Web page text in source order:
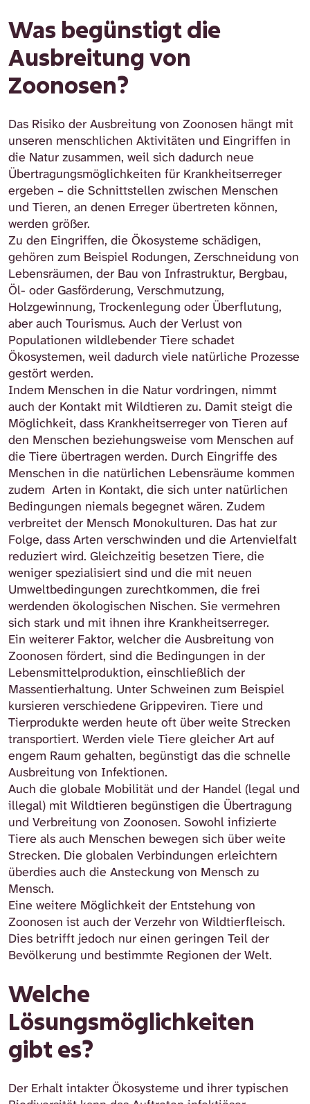
Was begünstigt die
Ausbreitung von
Zoonosen?
Das Risiko der Ausbreitung von Zoonosen hängt mit
unseren menschlichen Aktivitäten und Eingriffen in
die Natur zusammen, weil sich dadurch neue
Übertragungsmöglichkeiten für Krankheitserreger
ergeben – die Schnittstellen zwischen Menschen
und Tieren, an denen Erreger übertreten können,
werden größer.
Zu den Eingriffen, die Ökosysteme schädigen,
gehören zum Beispiel Rodungen, Zerschneidung von
Lebensräumen, der Bau von Infrastruktur, Bergbau,
Öl- oder Gasförderung, Verschmutzung,
Holzgewinnung, Trockenlegung oder Überflutung,
aber auch Tourismus. Auch der Verlust von
Populationen wildlebender Tiere schadet
Ökosystemen, weil dadurch viele natürliche Prozesse
gestört werden.
Indem Menschen in die Natur vordringen, nimmt
auch der Kontakt mit Wildtieren zu. Damit steigt die
Möglichkeit, dass Krankheitserreger von Tieren auf
den Menschen beziehungsweise vom Menschen auf
die Tiere übertragen werden. Durch Eingriffe des
Menschen in die natürlichen Lebensräume kommen
zudem Arten in Kontakt, die sich unter natürlichen
Bedingungen niemals begegnet wären. Zudem
verbreitet der Mensch Monokulturen. Das hat zur
Folge, dass Arten verschwinden und die Artenvielfalt
reduziert wird. Gleichzeitig besetzen Tiere, die
weniger spezialisiert sind und die mit neuen
Umweltbedingungen zurechtkommen, die frei
werdenden ökologischen Nischen. Sie vermehren
sich stark und mit ihnen ihre Krankheitserreger.
Ein weiterer Faktor, welcher die Ausbreitung von
Zoonosen fördert, sind die Bedingungen in der
Lebensmittelproduktion, einschließlich der
Massentierhaltung. Unter Schweinen zum Beispiel
kursieren verschiedene Grippeviren. Tiere und
Tierprodukte werden heute oft über weite Strecken
transportiert. Werden viele Tiere gleicher Art auf
engem Raum gehalten, begünstigt das die schnelle
Ausbreitung von Infektionen.
Auch die globale Mobilität und der Handel (legal und
illegal) mit Wildtieren begünstigen die Übertragung
und Verbreitung von Zoonosen. Sowohl infizierte
Tiere als auch Menschen bewegen sich über weite
Strecken. Die globalen Verbindungen erleichtern
überdies auch die Ansteckung von Mensch zu
Mensch.
Eine weitere Möglichkeit der Entstehung von
Zoonosen ist auch der Verzehr von Wildtierfleisch.
Dies betrifft jedoch nur einen geringen Teil der
Bevölkerung und bestimmte Regionen der Welt.
Welche
Lösungsmöglichkeiten
gibt es?
Der Erhalt intakter Ökosysteme und ihrer typischen